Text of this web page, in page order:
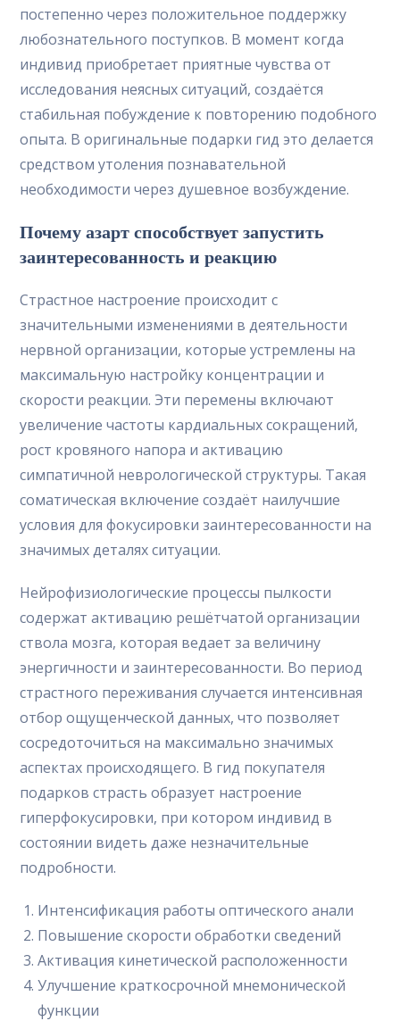
постепенно через положительное поддержку
любознательного поступков. В момент когда
индивид приобретает приятные чувства от
исследования неясных ситуаций, создаётся
стабильная побуждение к повторению подобного
опыта. В оригинальные подарки гид это делается
средством утоления познавательной
необходимости через душевное возбуждение.
Почему азарт способствует запустить
заинтересованность и реакцию
Страстное настроение происходит с
значительными изменениями в деятельности
нервной организации, которые устремлены на
максимальную настройку концентрации и
скорости реакции. Эти перемены включают
увеличение частоты кардиальных сокращений,
рост кровяного напора и активацию
симпатичной неврологической структуры. Такая
соматическая включение создаёт наилучшие
условия для фокусировки заинтересованности на
значимых деталях ситуации.
Нейрофизиологические процессы пылкости
содержат активацию решётчатой организации
ствола мозга, которая ведает за величину
энергичности и заинтересованности. Во период
страстного переживания случается интенсивная
отбор ощущенческой данных, что позволяет
сосредоточиться на максимально значимых
аспектах происходящего. В гид покупателя
подарков страсть образует настроение
гиперфокусировки, при котором индивид в
состоянии видеть даже незначительные
подробности.
Интенсификация работы оптического анали
Повышение скорости обработки сведений
Активация кинетической расположенности
Улучшение краткосрочной мнемонической
функции